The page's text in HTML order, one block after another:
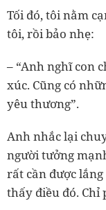
Tối đó, tôi nằm
tôi, rồi bảo nhẹ:
– “Anh nghĩ con
xúc. Cũng có
yêu thương”.
Anh nhắc lại
người tưởng
rất cần được
thấy điều đó. Chỉ